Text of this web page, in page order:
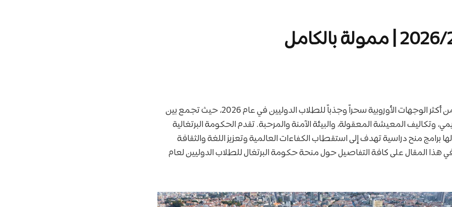
تُعد البرتغال واحدة من أكثر الوجهات الأوروبية سحراً وجذباً للطلاب الدوليين في عام 2026، حيث تجمع بين
وتكاليف المعيشة المعقولة، والبيئة الآمنة والمرحبة. تقدم الحكومة البرتغالية
برامج منح دراسية تهدف إلى استقطاب الكفاءات العالمية وتعزيز اللغة والثقافة
هذا المقال على كافة التفاصيل حول منحة حكومة البرتغال للطلاب الدوليين لعام